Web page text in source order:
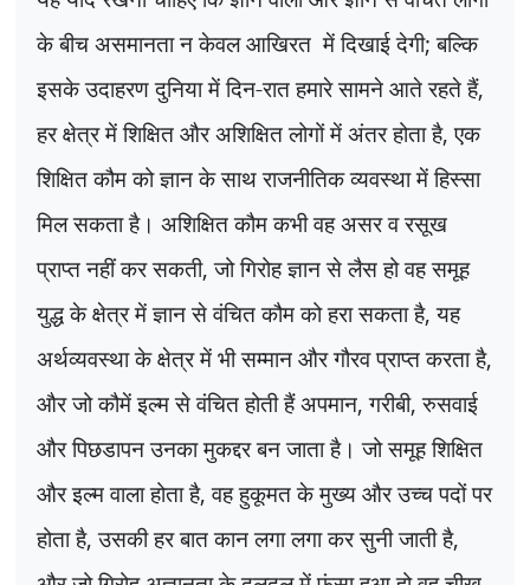
के बीच असमानता न केवल आखिरत में दिखाई देगी;बल्कि
इसके उदाहरण दुनिया में दिन-रात हमारे सामने आते रहते हैं,
हर क्षेत्र में शिक्षित और अशिक्षित लोगों में अंतर होता है,एक
शिक्षित कौम को ज्ञान के साथ राजनीतिक व्यवस्था में हिस्सा
मिल सकता है। अशिक्षित कौम कभी वह असर व रसूख
प्राप्त नहीं कर सकती,जो गिरोह ज्ञान से लैस हो वह समूह
युद्ध के क्षेत्र में ज्ञान से वंचित कौम को हरा सकता है,यह
अर्थव्यवस्था के क्षेत्र में भी सम्मान और गौरव प्राप्त करता है,
और जो कौमें इल्म से वंचित होती हैं अपमान,गरीबी,रुसवाई
और पिछडापन उनका मुकद्दर बन जाता है। जो समूह शिक्षित
और इल्म वाला होता है,वह हुकूमत के मुख्य और उच्च पदों पर
होता है,उसकी हर बात कान लगा लगा कर सुनी जाती है,